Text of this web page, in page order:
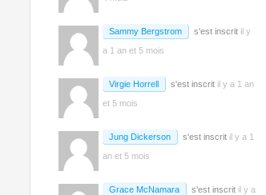
Sammy Bergstrom s'est inscrit il y
a 1 an et 5 mois
Virgie Horrell s'est inscrit il y a 1 an
et 5 mois
Jung Dickerson s'est inscrit il y a 1
an et 5 mois
Grace McNamara s'est inscrit il y a